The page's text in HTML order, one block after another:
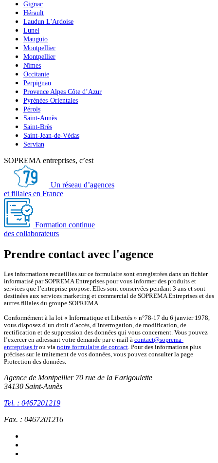
Gignac
Hérault
Laudun L'Ardoise
Lunel
Mauguio
Montpellier
Montpellier
Nîmes
Occitanie
Perpignan
Provence Alpes Côte d’Azur
Pyrénées-Orientales
Pérols
Saint-Aunès
Saint-Brès
Saint-Jean-de-Védas
Servian
SOPREMA entreprises, c’est
Un réseau d’agences
et filiales en France
Formation continue
des collaborateurs
Prendre contact avec l'agence
Les informations recueillies sur ce formulaire sont enregistrées dans un fichier
informatisé par SOPREMA Entreprises pour vous informer des produits et
services que l’entreprise propose. Elles sont conservées pendant 3 ans et sont
destinées aux services marketing et commercial de SOPREMA Entreprises et des
autres filiales du groupe SOPREMA.
Conformément à la loi « Informatique et Libertés » n°78-17 du 6 janvier 1978,
vous disposez d’un droit d’accès, d’interrogation, de modification, de
rectification et de suppression des données qui vous concernent. Vous pouvez
l’exercer en adressant votre demande par e-mail à contact@soprema-
entreprises.frou via notre formulaire de contact. Pour des informations plus
précises sur le traitement de vos données, vous pouvez consulter la page
Protection des données.
Agence de Montpellier 70 rue de la Farigoulette
34130 Saint-Aunès
Tel. : 0467201219
Fax. : 0467201216